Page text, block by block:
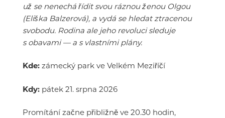
už se nenechá řídit svou ráznou ženou Olgou
(Eliška Balzerová), a vydá se hledat ztracenou
svobodu. Rodina ale jeho revoluci sleduje
s obavami — a s vlastními plány.
Kde: zámecký park ve Velkém Meziříčí
Kdy: pátek 21. srpna 2026
Promítání začne přibližně ve 20.30 hodin,